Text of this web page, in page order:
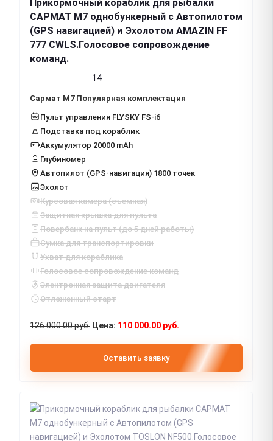
Прикормочный кораблик для рыбалки
САРМАТ М7 однобункерный с Автопилотом
(GPS навигацией) и Эхолотом AMAZIN FF
777 CWLS.Голосовое сопровождение
команд.
14
Сармат М7 Популярная комплектация
Пульт управления FLYSKY FS-i6
Подставка под кораблик
Аккумулятор 20000 mAh
Глубиномер
Автопилот (GPS-навигация) 1800 точек
Эхолот
Курсовая камера (съемная)
Защитная крышка для пульта
Повербанк на пульт (до 5 дней работы)
Сумка для транспортировки
Ухват для кораблика
Голосовое сопровождение команд
Электронная защита двигателя
Отложенный старт
126 000.00 руб. 110 000.00 руб.
Оставить заявку